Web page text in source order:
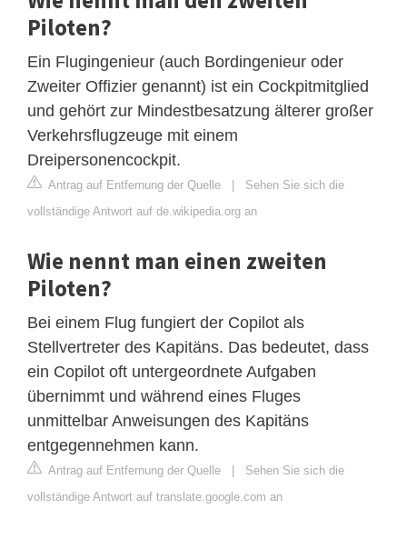
Piloten?
Ein Flugingenieur (auch Bordingenieur oder
Zweiter Offizier genannt) ist ein Cockpitmitglied
und gehört zur Mindestbesatzung älterer großer
Verkehrsflugzeuge mit einem
Dreipersonencockpit.
Antrag auf Entfernung der Quelle
Sehen Sie sich die
vollständige Antwort auf de.wikipedia.org an
Wie nennt man einen zweiten
Piloten?
Bei einem Flug fungiert der Copilot als
Stellvertreter des Kapitäns. Das bedeutet, dass
ein Copilot oft untergeordnete Aufgaben
übernimmt und während eines Fluges
unmittelbar Anweisungen des Kapitäns
entgegennehmen kann.
Antrag auf Entfernung der Quelle
Sehen Sie sich die
vollständige Antwort auf translate.google.com an